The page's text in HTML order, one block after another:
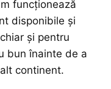
funcționează
disponibile și
și pentru
bun înainte de a
continent.